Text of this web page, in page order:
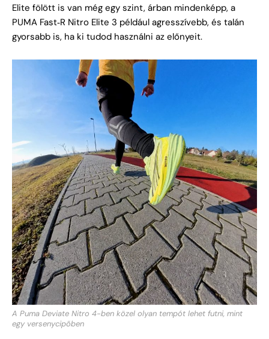
Elite fölött is van még egy szint, árban mindenképp, a
PUMA Fast‑R Nitro Elite 3 például agresszívebb, és talán
gyorsabb is, ha ki tudod használni az előnyeit.
A Puma Deviate Nitro 4-ben közel olyan tempót lehet futni, mint
egy versenycipőben